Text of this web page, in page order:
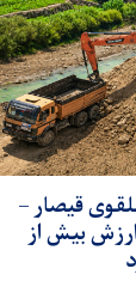
قیصار –
به ارزش بیش از